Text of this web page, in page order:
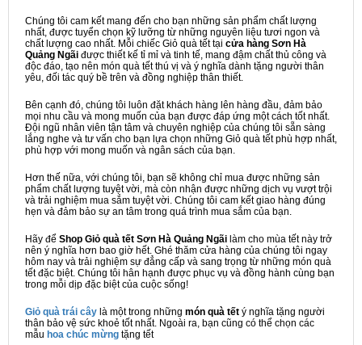
Chúng tôi cam kết mang đến cho bạn những sản phẩm chất lượng
nhất, được tuyển chọn kỹ lưỡng từ những nguyên liệu tươi ngon và
chất lượng cao nhất. Mỗi chiếc Giỏ quà tết tại cửa hàng Sơn Hà
Quảng Ngãi được thiết kế tỉ mỉ và tinh tế, mang đậm chất thủ công và
độc đáo, tạo nên món quà tết thú vị và ý nghĩa dành tặng người thân
yêu, đối tác quý bề trên và đồng nghiệp thân thiết.
Bên cạnh đó, chúng tôi luôn đặt khách hàng lên hàng đầu, đảm bảo
mọi nhu cầu và mong muốn của bạn được đáp ứng một cách tốt nhất.
Đội ngũ nhân viên tận tâm và chuyên nghiệp của chúng tôi sẵn sàng
lắng nghe và tư vấn cho bạn lựa chọn những Giỏ quà tết phù hợp nhất,
phù hợp với mong muốn và ngân sách của bạn.
Hơn thế nữa, với chúng tôi, bạn sẽ không chỉ mua được những sản
phẩm chất lượng tuyệt vời, mà còn nhận được những dịch vụ vượt trội
và trải nghiệm mua sắm tuyệt vời. Chúng tôi cam kết giao hàng đúng
hẹn và đảm bảo sự an tâm trong quá trình mua sắm của bạn.
Hãy để Shop Giỏ quà tết Sơn Hà Quảng Ngãi làm cho mùa tết này trở
nên ý nghĩa hơn bao giờ hết. Ghé thăm cửa hàng của chúng tôi ngay
hôm nay và trải nghiệm sự đẳng cấp và sang trọng từ những món quà
tết đặc biệt. Chúng tôi hân hạnh được phục vụ và đồng hành cùng bạn
trong mỗi dịp đặc biệt của cuộc sống!
Giỏ quà trái cây là một trong những món quà tết ý nghĩa tặng người
thân bảo vệ sức khoẻ tốt nhất. Ngoài ra, bạn cũng có thể chọn các
mẫu hoa chúc mừng tặng tết